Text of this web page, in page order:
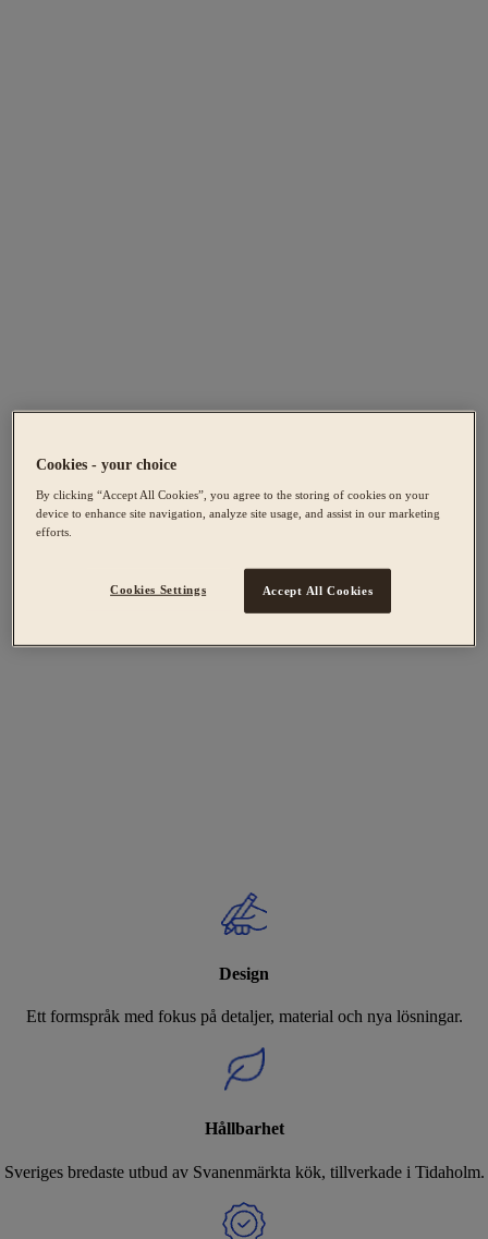
Design
Ett formspråk med fokus på detaljer, material och nya lösningar.
Hållbarhet
Sveriges bredaste utbud av Svanenmärkta kök, tillverkade i Tidaholm.
Cookies - your choice
By clicking “Accept All Cookies”, you agree to the storing of cookies on your
device to enhance site navigation, analyze site usage, and assist in our marketing
efforts.
Cookies Settings Accept All Cookies